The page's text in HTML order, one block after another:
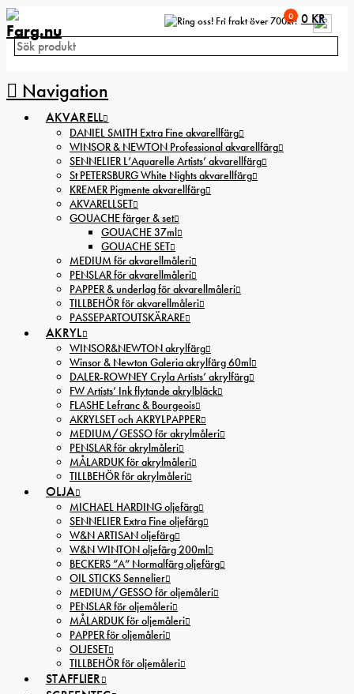
Fri frakt över 700kr!
Navigation
0 0 KR
AKVARELL
DANIEL SMITH Extra Fine akvarellfärg
WINSOR & NEWTON Professional akvarellfärg
SENNELIER L’Aquarelle Artists’ akvarellfärg
St PETERSBURG White Nights akvarellfärg
KREMER Pigmente akvarellfärg
AKVARELLSET
GOUACHE färger & set
GOUACHE 37ml
GOUACHE SET
MEDIUM för akvarellmåleri
PENSLAR för akvarellmåleri
PAPPER & underlag för akvarellmåleri
TILLBEHÖR för akvarellmåleri
PASSEPARTOUTSKÄRARE
AKRYL
WINSOR&NEWTON akrylfärg
Winsor & Newton Galeria akrylfärg 60ml
DALER-ROWNEY Cryla Artists’ akrylfärg
FW Artists’ Ink flytande akrylbläck
FLASHE Lefranc & Bourgeois
AKRYLSET och AKRYLPAPPER
MEDIUM/GESSO för akrylmåleri
PENSLAR för akrylmåleri
MÅLARDUK för akrylmåleri
TILLBEHÖR för akrylmåleri
OLJA
MICHAEL HARDING oljefärg
SENNELIER Extra Fine oljefärg
W&N ARTISAN oljefärg
W&N WINTON oljefärg 200ml
BECKERS ”A” Normalfärg oljefärg
OIL STICKS Sennelier
MEDIUM/GESSO för oljemåleri
PENSLAR för oljemåleri
MÅLARDUK för oljemåleri
PAPPER för oljemåleri
OLJESET
TILLBEHÖR för oljemåleri
STAFFLIER